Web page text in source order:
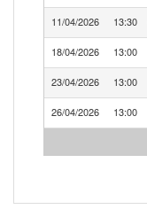
11/04/2026 13:30
18/04/2026 13:00
23/04/2026 13:00
26/04/2026 13:00